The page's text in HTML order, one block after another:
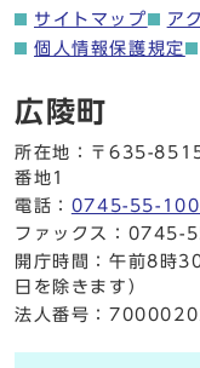
サイトマップ ア
個人情報保護規定
広陵町
所在地：〒635-
番地1
電話： 0745-55-
ファックス：0745-
開庁時間：午前8時
日を除きます）
法人番号：